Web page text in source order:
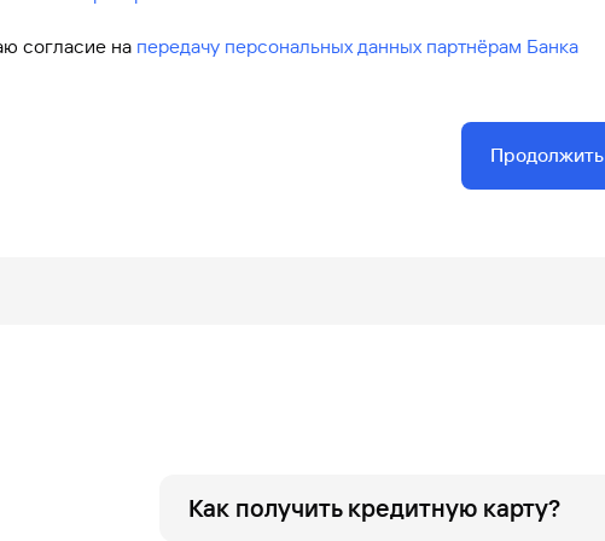
согласие на передачу персональных данных партнёрам Банка
Продолжить
Как получить кредитную карту?